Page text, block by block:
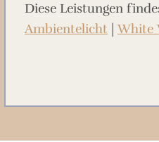
Diese Leistungen
Ambientelicht
White